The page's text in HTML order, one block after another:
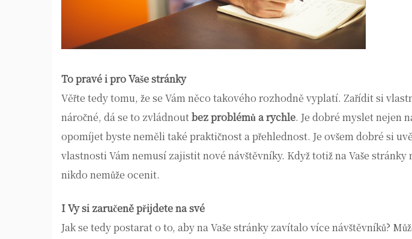
To pravé i pro Vaše stránky
Věřte tedy tomu, že se Vám něco takového rozhodně vyplatí. Zařídit si
náročné, dá se to zvládnoutbez problémů a rychle. Je dobré myslet nejen
opomíjet byste neměli také praktičnost a přehlednost. Je ovšem dobré si
vlastnosti Vám nemusí zajistit nové návštěvníky. Když totiž na Vaše
nikdo nemůže ocenit.
I Vy si zaručeně přijdete na své
Jak se tedy postarat o to, aby na Vaše stránky zavítalo více návštěvníků?